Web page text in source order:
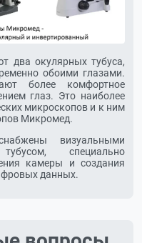
два окулярных тубуса,
обоими глазами.
более комфортное
глаз. Это наиболее
микроскопов и к ним
Микромед.
визуальными
специально
камеры и создания
данных.